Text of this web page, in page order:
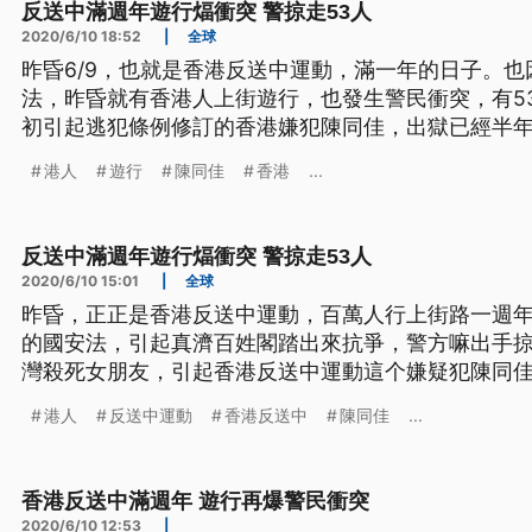
反送中滿週年遊行煏衝突 警掠走53人
2020/6/10 18:52 全球
昨昏6/9，也就是香港反送中運動，滿一年的日子。
法，昨昏就有香港人上街遊行，也發生警民衝突，有
初引起逃犯條例修訂的香港嫌犯陳同佳，出獄已經半
霧，6月9號，是香港反送中百萬人上街遊行屆滿一週
港人 遊行 陳同佳 香港 ...
反送中滿週年遊行煏衝突 警掠走53人
2020/6/10 15:01 全球
昨昏，正正是香港反送中運動，百萬人行上街路一週
的國安法，引起真濟百姓閣踏出來抗爭，警方嘛出手
灣殺死女朋友，引起香港反送中運動這个嫌疑犯陳同
就邊跑邊噴胡椒噴霧，6月9號，是香港反送中百萬人
港人 反送中運動 香港反送中 陳同佳 ...
香港反送中滿週年 遊行再爆警民衝突
2020/6/10 12:53